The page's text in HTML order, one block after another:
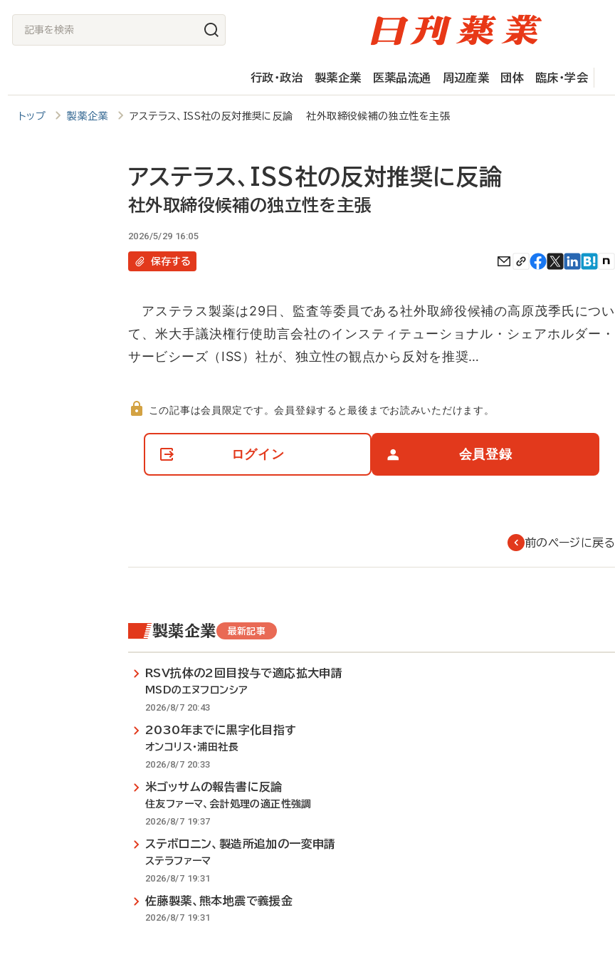
記
事
検
索
行政・政治 製薬企業 医薬品流通 周辺産業 団体 臨床・学会
トップ 製薬企業 アステラス、ISS社の反対推奨に反論 社外取締役候補の独立性を主張
アステラス、ISS社の反対推奨に反論
社外取締役候補の独立性を主張
2026/5/29 16:05
保存する
アステラス製薬は29日、監査等委員である社外取締役候補の高原茂季氏につい
て、米大手議決権行使助言会社のインスティテューショナル・シェアホルダー・
サービシーズ（ISS）社が、独立性の観点から反対を推奨…
て
この記事は会員限定です。会員登録すると最後までお読みいただけます。
ログイン 会員登録
前のページに戻る
製薬企業 最新記事
RSV抗体の2回目投与で適応拡大申請
MSDのエヌフロンシア
2026/8/7 20:43
2030年までに黒字化目指す
オンコリス・浦田社長
2026/8/7 20:33
米ゴッサムの報告書に反論
住友ファーマ、会計処理の適正性強調
2026/8/7 19:37
ステボロニン、製造所追加の一変申請
ステラファーマ
2026/8/7 19:31
佐藤製薬、熊本地震で義援金
2026/8/7 19:31